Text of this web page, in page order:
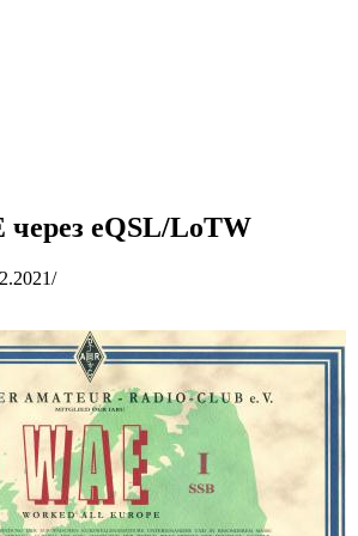
eQSL/LoTW